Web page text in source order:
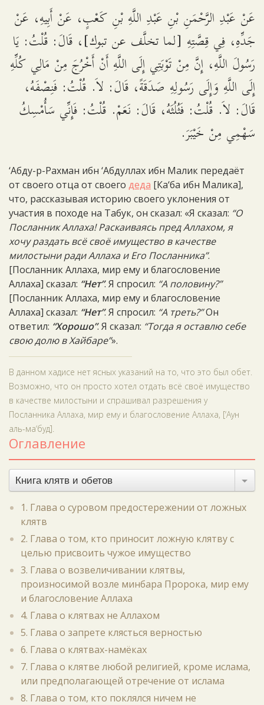
عَنْ عَبْدِ الرَّحْمَنِ بْنِ عَبْدِ اللَّهِ بْنِ كَعْبٍ، عَنْ أَبِيهِ، عَنْ
جَدِّهِ، فِي قِصَّتِهِ [لما تخلَّف عن تبوك]، قَالَ: قُلْتُ: يَا
رَسُولَ اللَّهِ، إِنَّ مِنْ تَوْبَتِي إِلَى اللَّهِ أَنْ أَخْرُجَ مِنْ مَالِي كُلِّهِ
إِلَى اللَّهِ وَإِلَى رَسُولِهِ صَدَقَةً، قَالَ: لاَ. قُلْتُ: فَنِصْفَهُ،
قَالَ: لاَ. قُلْتُ: فَثُلُثَهُ، قَالَ: نَعَمْ. قُلْتُ: فَإِنِّي سَأُمْسِكُ
سَهْمِي مِنْ خَيْبَرَ.
‘Абду-р-Рахман ибн ‘Абдуллах ибн Малик передаёт
от своего отца от своего деда [Ка‘ба ибн Малика],
что, рассказывая историю своего уклонения от
участия в походе на Табук, он сказал: «Я сказал: “О
Посланник Аллаха! Раскаиваясь пред Аллахом, я
хочу раздать всё своё имущество в качестве
милостыни ради Аллаха и Его Посланника”.
[Посланник Аллаха, мир ему и благословение
Аллаха] сказал: “Нет”. Я спросил: “А половину?”
[Посланник Аллаха, мир ему и благословение
Аллаха] сказал: “Нет”. Я спросил: “А треть?”Он
ответил: “Хорошо”. Я сказал: “Тогда я оставлю себе
свою долю в Хайбаре”».
В данном хадисе нет ясных указаний на то, что это был обет.
Возможно, что он просто хотел отдать всё своё имущество
в качестве милостыни и спрашивал разрешения у
Посланника Аллаха, мир ему и благословение Аллаха, [‘Аун
аль-ма‘буд].
Оглавление
Книга клятв и обетов
1. Глава о суровом предостережении от ложных
клятв
2. Глава о том, кто приносит ложную клятву с
целью присвоить чужое имущество
3. Глава о возвеличивании клятвы,
произносимой возле минбара Пророка, мир ему
и благословение Аллаха
4. Глава о клятвах не Аллахом
5. Глава о запрете клясться верностью
6. Глава о клятвах-намёках
7. Глава о клятве любой религией, кроме ислама,
или предполагающей отречение от ислама
8. Глава о том, кто поклялся ничем не